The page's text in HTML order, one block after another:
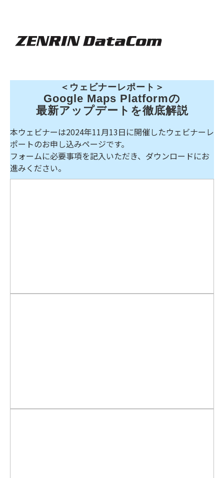
＜ウェビナーレポート＞
Google Maps Platformの
最新アップデートを徹底解説
本ウェビナーは2024年11月13日に開催したウェビナーレ
ポートのお申し込みページです。
フォームに必要事項を記入いただき、ダウンロードにお
進みください。